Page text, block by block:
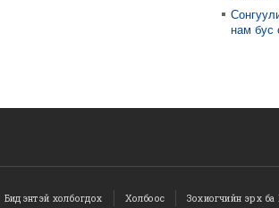
нам бус
Бидэнтэй холбогдох Холбоос Зохиогчийн эрх